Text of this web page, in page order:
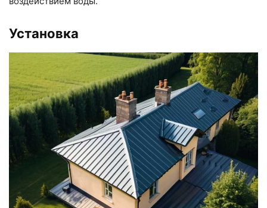
Установка